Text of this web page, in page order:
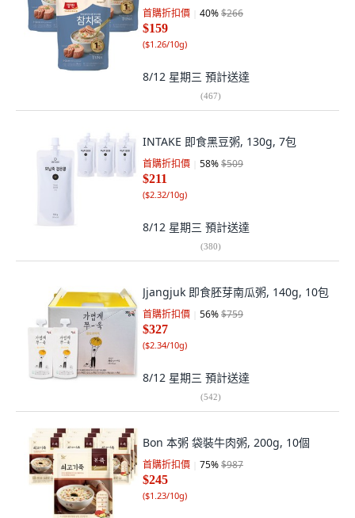
首購折扣價 40%$266
$159
($1.26/10g)
8/12 星期三 預計送達
(467)
INTAKE 即食黑豆粥, 130g, 7包
首購折扣價 58%$509
$211
($2.32/10g)
8/12 星期三 預計送達
(380)
Jjangjuk 即食胚芽南瓜粥, 140g, 10包
首購折扣價 56%$759
$327
($2.34/10g)
8/12 星期三 預計送達
(542)
Bon 本粥 袋裝牛肉粥, 200g, 10個
首購折扣價 75%$987
$245
($1.23/10g)